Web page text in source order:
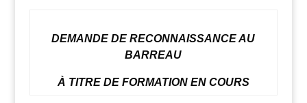
DEMANDE DE RECONNAISSANCE AU
BARREAU
À TITRE DE FORMATION EN COURS